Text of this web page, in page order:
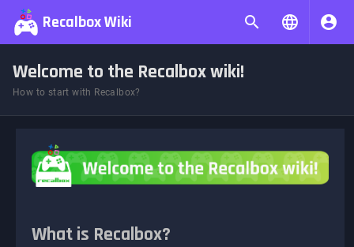
Recalbox Wiki
Welcome to the Recalbox wiki!
How to start with Recalbox?
What is Recalbox?